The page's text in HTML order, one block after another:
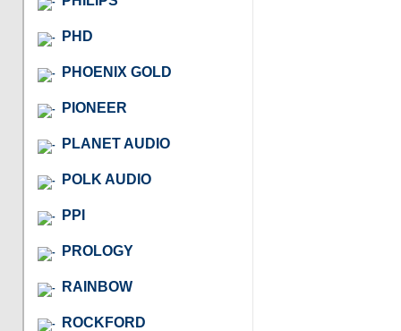
PHD
PHOENIX GOLD
PIONEER
PLANET AUDIO
POLK AUDIO
PPI
PROLOGY
RAINBOW
ROCKFORD